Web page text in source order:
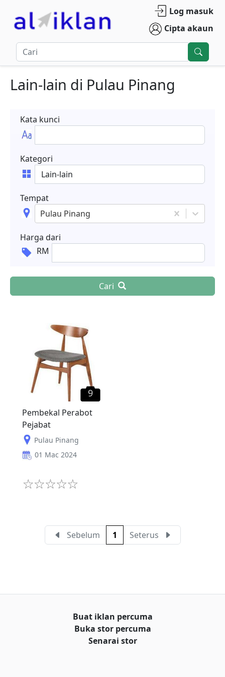
Log masuk
Cipta akaun
Lain-lain di Pulau Pinang
Kata kunci
Kategori
Tempat
Pulau Pinang
Harga dari
RM
Cari
9
Pembekal Perabot
Pejabat
Pulau Pinang
01 Mac 2024
Sebelum 1 Seterus
Buat iklan percuma
Buka stor percuma
Senarai stor